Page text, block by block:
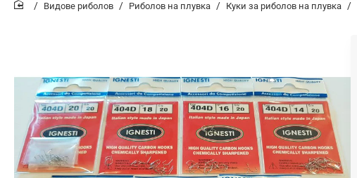
Видове риболов Риболов на плувка Куки за риболов на плувка